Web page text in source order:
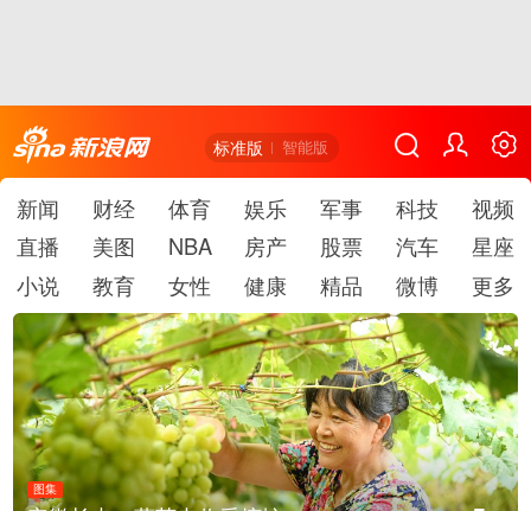
标准版 智能版
新闻 财经 体育 娱乐 军事 科技
视频
直播
美图 NBA 房产 股票 汽车
星座
小说
教育 女性 健康 精品 微博 更多
图集